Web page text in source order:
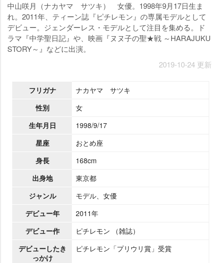
中山咲月（ナカヤマ サツキ） 女優。1998年9月17日生ま
れ。2011年、ティーン誌『ピチレモン』の専属モデルとして
デビュー。ジェンダーレス・モデルとして注目を集める。ド
ラマ『中学聖日記』や、映画『ヌヌ子の聖★戦 ～HARAJUKU
STORY～』などに出演。
2019-10-24 更新
フリガナ
ナカヤマ サツキ
性別
女
生年月日
1998/9/17
星座
おとめ座
身長
168cm
出身地
東京都
ジャンル
モデル、女優
デビュー年
2011年
デビュー作
ピチレモン （雑誌）
デビューしたき
っかけ
ピチレモン「プリウリ賞」受賞